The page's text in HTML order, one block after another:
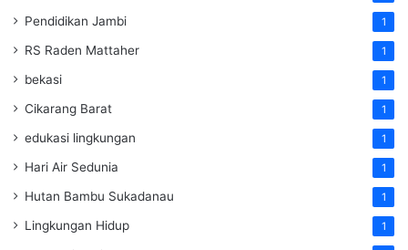
Pendidikan Jambi 1
RS Raden Mattaher 1
bekasi 1
Cikarang Barat 1
edukasi lingkungan 1
Hari Air Sedunia 1
Hutan Bambu Sukadanau 1
Lingkungan Hidup 1